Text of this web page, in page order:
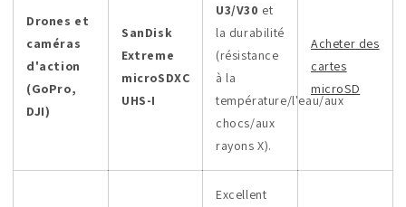
Drones et
caméras
d'action
(GoPro,
DJI)
SanDisk
Extreme
microSDXC
UHS-I
U3/V30 et
la durabilité
(résistance
à la
température/l'eau/aux
chocs/aux
rayons X).
Acheter des
cartes
microSD
Excellent